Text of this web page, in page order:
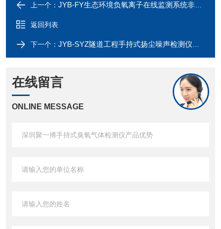
上一个： JYB-FY生态环境负氧离子在线监测系统非标定制款
返回列表
下一个： JYB-SYZ隧道工程手持式扬尘噪声检测仪综合一体化
在线留言
ONLINE MESSAGE